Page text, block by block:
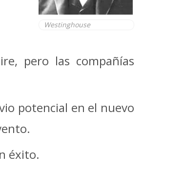
Westinghouse
pero las compañías
potencial en el nuevo
éxito.